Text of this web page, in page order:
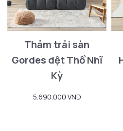
Thảm trải sàn
Gordes dệt Thổ Nhĩ
Kỳ
5.690.000 VND